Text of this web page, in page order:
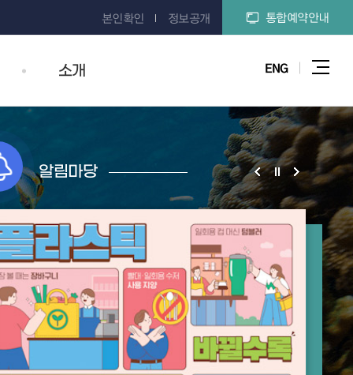
본인확인 정보공개 통합예약안내
ENG
소개
알림마당